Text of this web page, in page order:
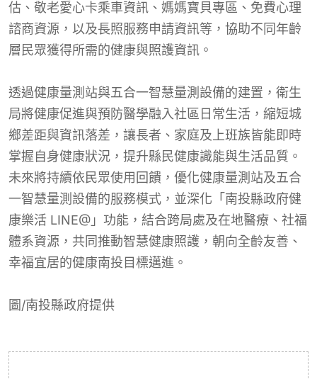
估、敬老愛心卡乘車資訊、媽媽寶貝專區、免費心理
諮商資源，以及長照服務申請資訊等，協助不同年齡
層民眾獲得所需的健康與照護資訊。
透過健康量測站與五合一智慧量測設備的建置，衛生
局將健康促進與預防醫學融入社區日常生活，縮短城
鄉差距與資訊落差，讓長者、家庭及上班族皆能即時
掌握自身健康狀況，提升縣民健康識能與生活品質。
未來將持續依民眾使用回饋，優化健康量測站及五合
一智慧量測設備的服務模式，並深化「南投縣政府健
康樂活 LINE@」功能，結合跨局處及在地醫療、社福
體系資源，共同推動智慧健康照護，朝向全齡友善、
幸福宜居的健康南投目標邁進。
圖/南投縣政府提供